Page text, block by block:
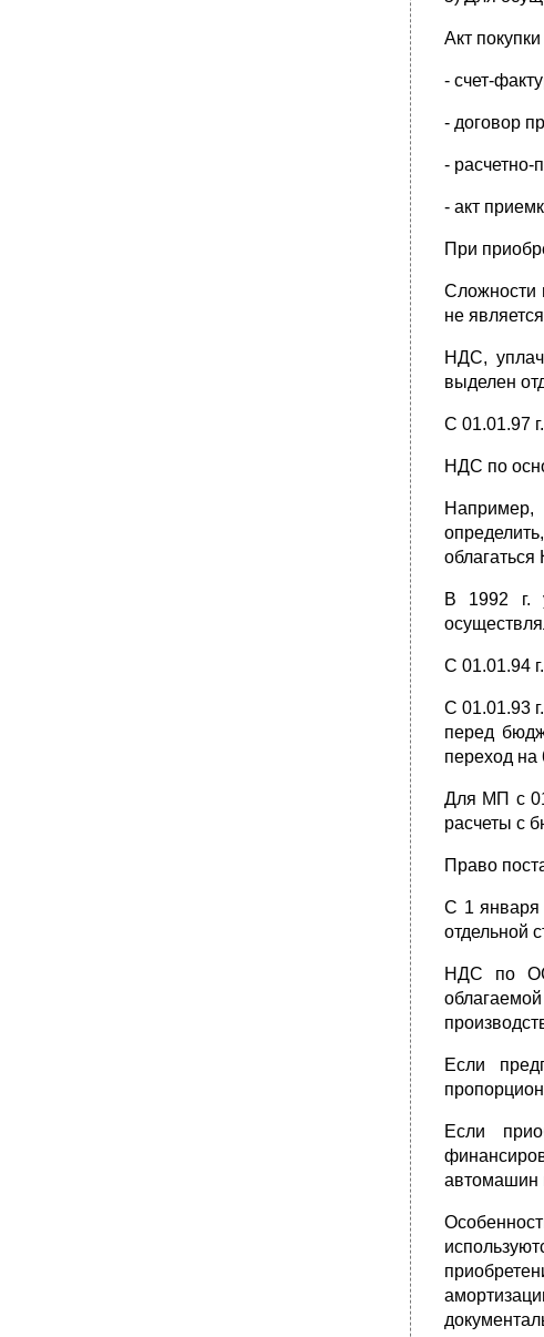
Акт
- счет-
- договор
-
- акт
При
Сложности
не
НДС,
выделен
С 01.01.97
НДС по
Например,
В 1992 г.
С 01.01.94
С 01.01.93
перед
переход на
Для МП с
расчеты с
Право
С 1 января
отдельной
НДС по ОС
Если
Если
автомашин